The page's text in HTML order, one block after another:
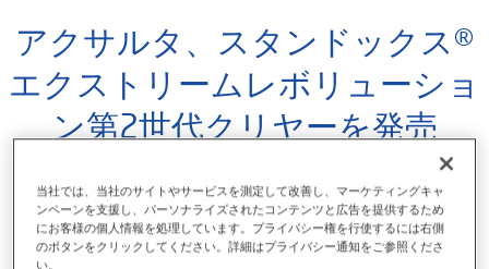
アクサルタ、スタンドックス®
エクストリームレボリューショ
ン第2世代クリヤーを発売
2020年10月、アクサルタ コーティング システムズ合同
会社（ 本社：東京都港区虎ノ門、社長：上野 啓）
当社では、当社のサイトやサービスを測定して改善し、マーケティングキャ
ンペーンを支援し、パーソナライズされたコンテンツと広告を提供するため
にお客様の個人情報を処理しています。プライバシー権を行使するには右側
のボタンをクリックしてください。詳細はプライバシー通知をご参照くださ
い。